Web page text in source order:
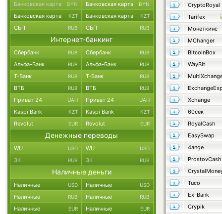
CryptoRoyal
Tarifex
Монеткинс
MChanger
BitcoinBox
WayBit
Xchange
60сек
RoyalCash
EasySwap
4ange
ProstovCash
Tuco
Ex-Bank
Crypik
Банковская карта BYN Банковская карта BYN
Банковская карта KZT Банковская карта KZT
СБП RUB СБП RUB
Интернет-банкинг
Сбербанк RUB Сбербанк RUB
Альфа-Банк RUB Альфа-Банк RUB
Т-Банк RUB Т-Банк RUB
ВТБ RUB ВТБ RUB
Приват 24 UAH Приват 24 UAH
Kaspi Bank KZT Kaspi Bank KZT
Revolut EUR Revolut EUR
Денежные переводы
WU USD WU USD
ЗК RUB ЗК RUB
Наличные деньги
Наличные USD Наличные USD
Наличные RUB Наличные RUB
Наличные EUR Наличные EUR